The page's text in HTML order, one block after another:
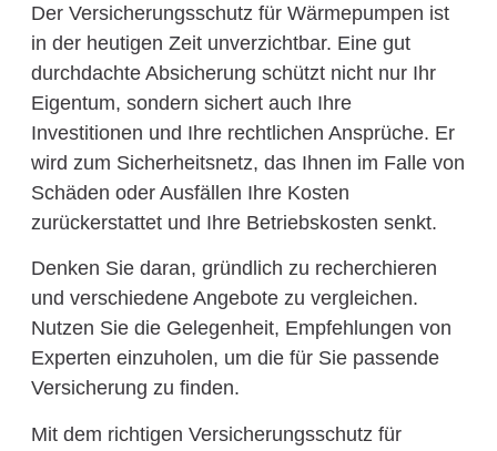
Der Versicherungsschutz für Wärmepumpen ist
in der heutigen Zeit unverzichtbar. Eine gut
durchdachte Absicherung schützt nicht nur Ihr
Eigentum, sondern sichert auch Ihre
Investitionen und Ihre rechtlichen Ansprüche. Er
wird zum Sicherheitsnetz, das Ihnen im Falle von
Schäden oder Ausfällen Ihre Kosten
zurückerstattet und Ihre Betriebskosten senkt.
Denken Sie daran, gründlich zu recherchieren
und verschiedene Angebote zu vergleichen.
Nutzen Sie die Gelegenheit, Empfehlungen von
Experten einzuholen, um die für Sie passende
Versicherung zu finden.
Mit dem richtigen Versicherungsschutz für